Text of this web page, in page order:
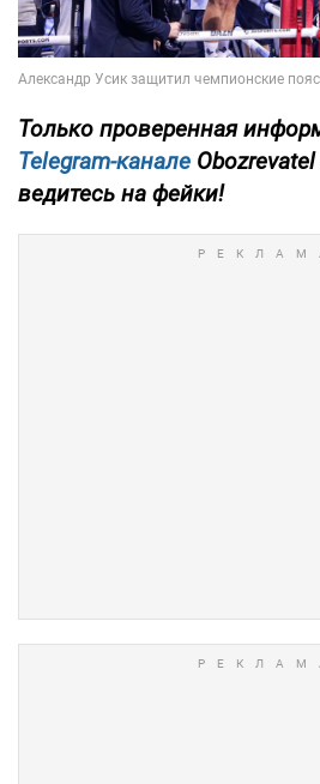
Только проверенная
Telegram-канале
ведитесь на фейки!